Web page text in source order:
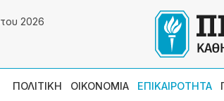
2026
ΠΟΛΙΤΙΚΗ ΟΙΚΟΝΟΜΙΑ ΕΠΙΚΑΙΡΟΤΗΤΑ